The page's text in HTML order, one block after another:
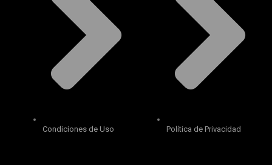
Condiciones de Uso Política de Privacidad